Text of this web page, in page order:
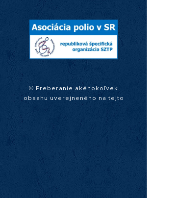
© Preberanie akéhokoľvek
obsahu uverejneného na tejto